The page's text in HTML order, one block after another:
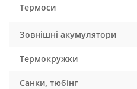
Термоси
Зовнішні акумулятори
Термокружки
Санки, тюбінг